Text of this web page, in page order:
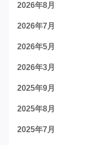
2026年8月
2026年7月
2026年5月
2026年3月
2025年9月
2025年8月
2025年7月